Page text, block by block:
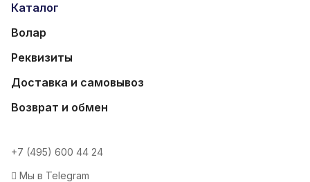
Каталог
Волар
Реквизиты
Доставка и самовывоз
Возврат и обмен
+7 (495) 600 44 24
Мы в Telegram